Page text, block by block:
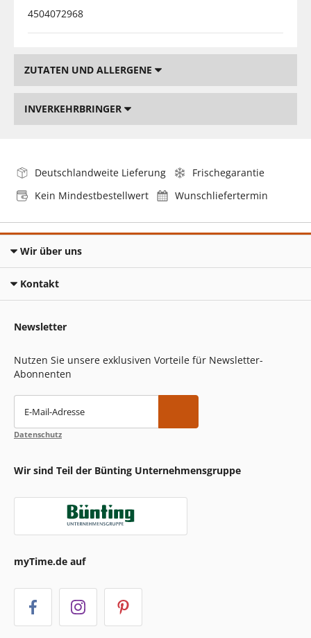
4504072968
ZUTATEN UND ALLERGENE
INVERKEHRBRINGER
Deutschlandweite Lieferung
Frischegarantie
Kein Mindestbestellwert
Wunschliefertermin
Wir über uns
Kontakt
Newsletter
Nutzen Sie unsere exklusiven Vorteile für Newsletter-
Abonnenten
E-Mail-Adresse
Datenschutz
Wir sind Teil der Bünting Unternehmensgruppe
myTime.de auf